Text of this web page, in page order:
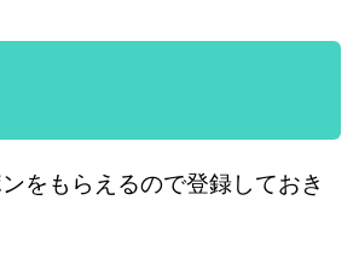
をもらえるので登録しておき